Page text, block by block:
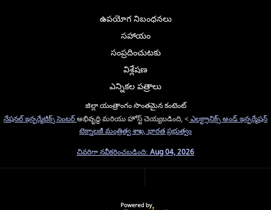
ఉపయోగ నిబంధనలు
సహాయం
సంప్రదించుటకు
విశ్లేషణ
ఎన్నికల పత్రాలు
జిల్లా యంత్రాంగం సొంతమైన కంటెంట్
నేషనల్ ఇన్ఫర్మేటిక్స్ సెంటర్అభివృద్ధి మరియు హోస్ట్ చెయ్యబడింది, < ఎలక్ట్రానిక్స్ అండ్ ఇన్ఫర్మేషన్
టెక్నాలజీ మంత్రిత్వ శాఖ, భారత ప్రభుత్వం
చివరిగా నవీకరించబడింది: Aug 04, 2026